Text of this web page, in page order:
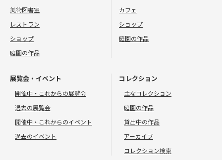
美術図書室
レストラン
ショップ
庭園の作品
カフェ
ショップ
庭園の作品
展覧会・イベント
開催中・これからの展覧会
過去の展覧会
開催中・これからのイベント
過去のイベント
コレクション
主なコレクション
庭園の作品
貸出中の作品
アーカイブ
コレクション検索